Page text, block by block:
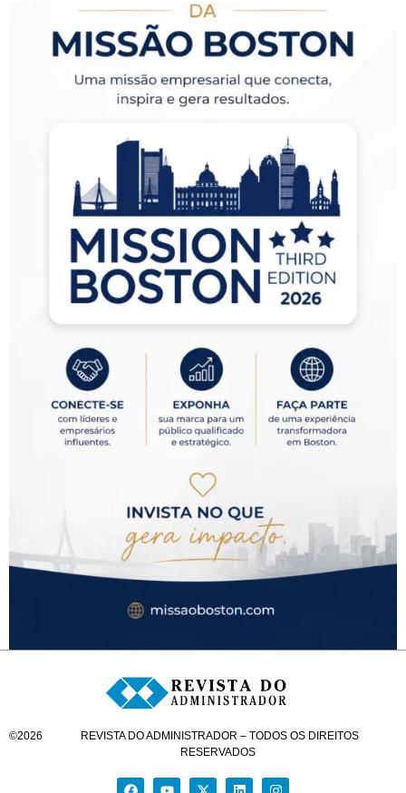
©2026
REVISTA DO ADMINISTRADOR – TODOS OS DIREITOS
RESERVADOS